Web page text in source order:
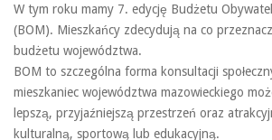
W tym roku mamy 7. edycję Budżetu
(BOM). Mieszkańcy zdecydują na co
budżetu województwa.
BOM to szczególna forma konsultacji
mieszkaniec województwa mazowieckiego
lepszą, przyjaźniejszą przestrzeń oraz
kulturalną, sportową lub edukacyjną.